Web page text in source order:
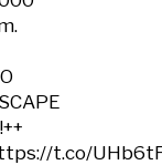
t.co/